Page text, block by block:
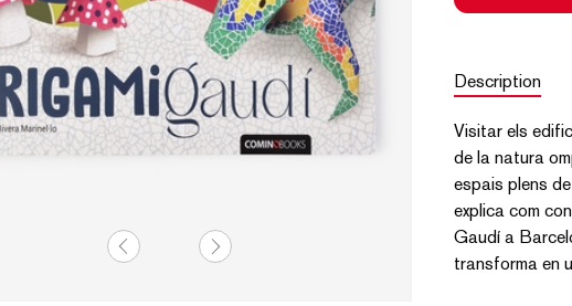
Description
Visitar els
de la natura
espais plens
explica com
Gaudí a
transforma en